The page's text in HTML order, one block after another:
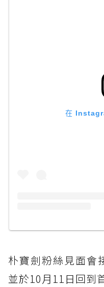
在
朴寶劍粉絲見面會
並於10月11日回到